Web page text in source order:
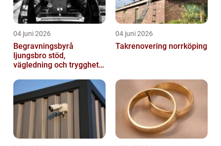
04 juni 2026
Begravningsbyrå
ljungsbro stöd,
vägledning och trygghet
04 juni 2026
Takrenovering norrköping